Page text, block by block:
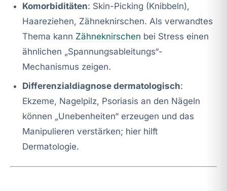
Komorbiditäten: Skin-Picking (Knibbeln),
Haareziehen, Zähneknirschen. Als verwandtes
Thema kann Zähneknirschen bei Stress einen
ähnlichen „Spannungsableitungs“-
Mechanismus zeigen.
Differenzialdiagnose dermatologisch:
Ekzeme, Nagelpilz, Psoriasis an den Nägeln
können „Unebenheiten“ erzeugen und das
Manipulieren verstärken; hier hilft
Dermatologie.